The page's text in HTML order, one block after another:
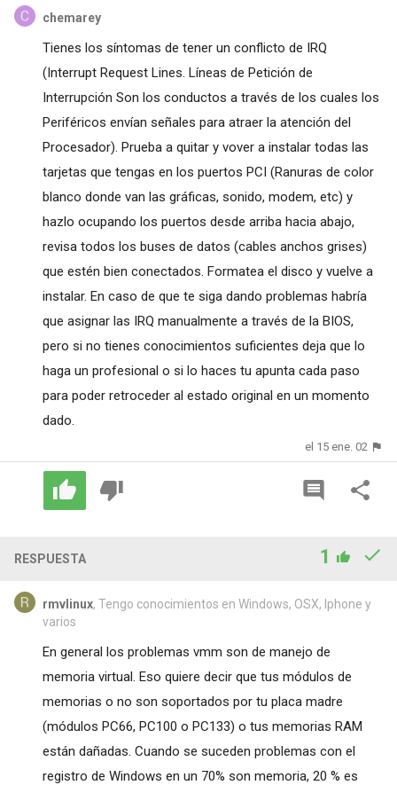
chemarey
Tienes los síntomas de tener un conflicto de IRQ
(Interrupt Request Lines. Líneas de Petición de
Interrupción Son los conductos a través de los cuales los
Periféricos envían señales para atraer la atención del
Procesador). Prueba a quitar y vover a instalar todas las
tarjetas que tengas en los puertos PCI (Ranuras de color
blanco donde van las gráficas, sonido, modem, etc) y
hazlo ocupando los puertos desde arriba hacia abajo,
revisa todos los buses de datos (cables anchos grises)
que estén bien conectados. Formatea el disco y vuelve a
instalar. En caso de que te siga dando problemas habría
que asignar las IRQ manualmente a través de la BIOS,
pero si no tienes conocimientos suficientes deja que lo
haga un profesional o si lo haces tu apunta cada paso
para poder retroceder al estado original en un momento
dado.
el 15 ene. 02
RESPUESTA 1
rmvlinux, Tengo conocimientos en Windows, OSX, Iphone y
varios
En general los problemas vmm son de manejo de
memoria virtual. Eso quiere decir que tus módulos de
memorias o no son soportados por tu placa madre
(módulos PC66, PC100 o PC133) o tus memorias RAM
están dañadas. Cuando se suceden problemas con el
registro de Windows en un 70% son memoria, 20 % es